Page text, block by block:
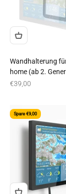
Wandhalterung
home (ab 2.
Angebot
€39,00
Spare €9,00